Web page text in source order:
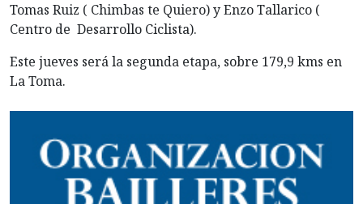
Tomas Ruiz ( Chimbas te Quiero) y Enzo Tallarico (
Centro de Desarrollo Ciclista).
Este jueves será la segunda etapa, sobre 179,9 kms en
La Toma.